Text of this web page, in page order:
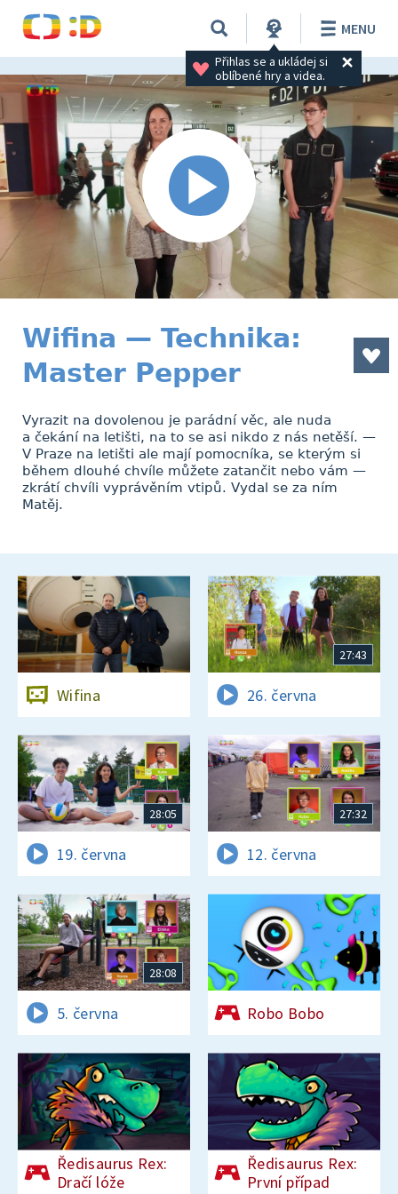
Přihlas se a ukládej si
oblíbené hry a videa.
MENU
Wifina — Technika:
Master Pepper
Vyrazit na dovolenou je parádní věc, ale nuda
a čekání na letišti, na to se asi nikdo z nás netěší. —
V Praze na letišti ale mají pomocníka, se kterým si
během dlouhé chvíle můžete zatančit nebo vám —
zkrátí chvíli vyprávěním vtipů. Vydal se za ním
Matěj.
Wifina
27:43
26. června
28:05
19. června
27:32
12. června
28:08
5. června Robo Bobo
Ředisaurus Rex:
Dračí lóže
Ředisaurus Rex:
První případ